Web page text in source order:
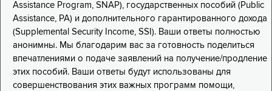
Assistance Program, SNAP), государственных пособий (Public
Assistance, PA) и дополнительного гарантированного дохода
(Supplemental Security Income, SSI). Ваши ответы полностью
анонимны. Мы благодарим вас за готовность поделиться
впечатлениями о подаче заявлений на получение/продление
этих пособий. Ваши ответы будут использованы для
совершенствования этих важных программ помощи,